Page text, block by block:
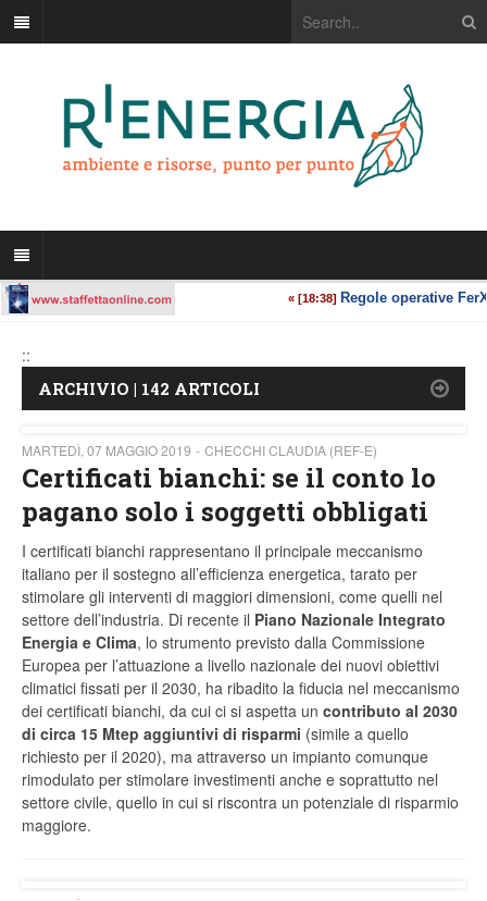
::
ARCHIVIO | 142 ARTICOLI
MARTEDÌ, 07 MAGGIO 2019 CHECCHI CLAUDIA (REF-E)
Certificati bianchi: se il conto lo
pagano solo i soggetti obbligati
I certificati bianchi rappresentano il principale meccanismo
italiano per il sostegno all’efficienza energetica, tarato per
stimolare gli interventi di maggiori dimensioni, come quelli nel
settore dell’industria. Di recente il Piano Nazionale Integrato
Energia e Clima, lo strumento previsto dalla Commissione
Europea per l’attuazione a livello nazionale dei nuovi obiettivi
climatici fissati per il 2030, ha ribadito la fiducia nel meccanismo
dei certificati bianchi, da cui ci si aspetta un contributo al 2030
di circa 15 Mtep aggiuntivi di risparmi (simile a quello
richiesto per il 2020), ma attraverso un impianto comunque
rimodulato per stimolare investimenti anche e soprattutto nel
settore civile, quello in cui si riscontra un potenziale di risparmio
maggiore.